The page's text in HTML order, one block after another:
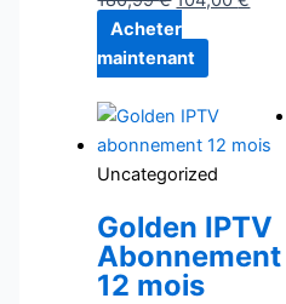
Acheter
maintenant
Uncategorized
Golden IPTV
Abonnement
12 mois